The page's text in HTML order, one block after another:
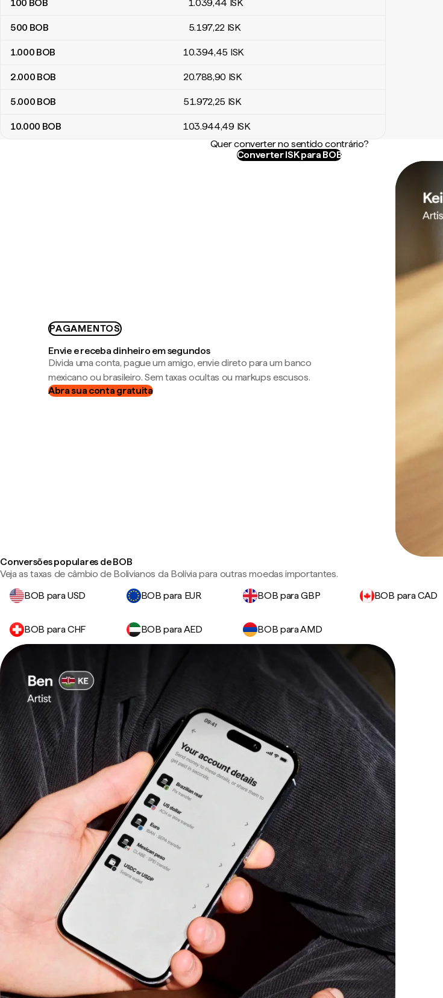
100 BOB 1.039,44 ISK
500 BOB 5.197,22 ISK
1.000 BOB 10.394,45 ISK
2.000 BOB 20.788,90 ISK
5.000 BOB 51.972,25 ISK
10.000 BOB 103.944,49 ISK
Quer converter no sentido contrário?
Converter ISK para BOB
PAGAMENTOS
Envie e receba dinheiro em segundos
Divida uma conta, pague um amigo, envie direto para um banco
mexicano ou brasileiro. Sem taxas ocultas ou markups escusos.
Abra sua conta gratuita
Conversões populares de BOB
Veja as taxas de câmbio de Bolivianos da Bolívia para outras moedas importantes.
BOB para USD
BOB para EUR BOB para GBP BOB para CAD
BOB para CHF BOB para AED BOB para AMD